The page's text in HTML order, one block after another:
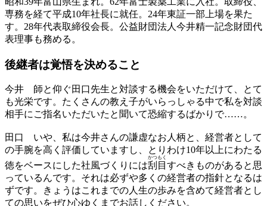
専務を経て平成10年社長に就任。24年東証一部上場を果た
す。28年代表取締役会長。公益財団法人今井精一記念財団代
表理事も務める。
後継者は覚悟を決めること
今井 師と仰ぐ田口先生と対談する機会をいただけて、とて
も光栄です。たくさんの教え子がいらっしゃる中で私を対談
相手にご指名いただいたと聞いて恐縮するばかりで……。
田口
いや、私は今井さんの謙虚なお人柄と、経営者として
の手腕を高く評価していますし、とりわけ10年以上にわたる
徳をベースにした社風づくりには刮
かつ
目
もく
すべきものがあると思
っているんです。それは必ずや多くの経営者の指針となるは
ずです。きょうはこれまでの人生の歩みを含めて経営者とし
ての思いをぜひ心ゆくまでお話しください。